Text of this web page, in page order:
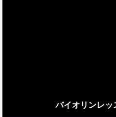
バイオリンレッ